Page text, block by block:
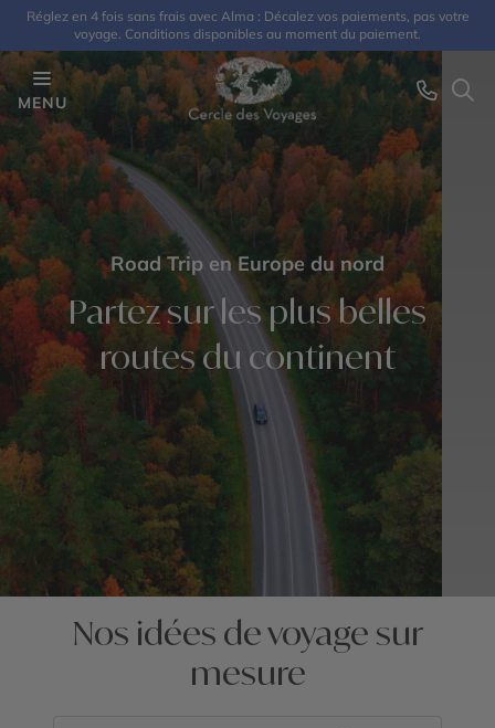
Réglez en 4 fois sans frais avec Alma : Décalez vos paiements, pas votre
voyage. Conditions disponibles au moment du paiement.
MENU
Road Trip en Europe du nord
Partez sur les plus belles
routes du continent
Nos idées de voyage sur
mesure